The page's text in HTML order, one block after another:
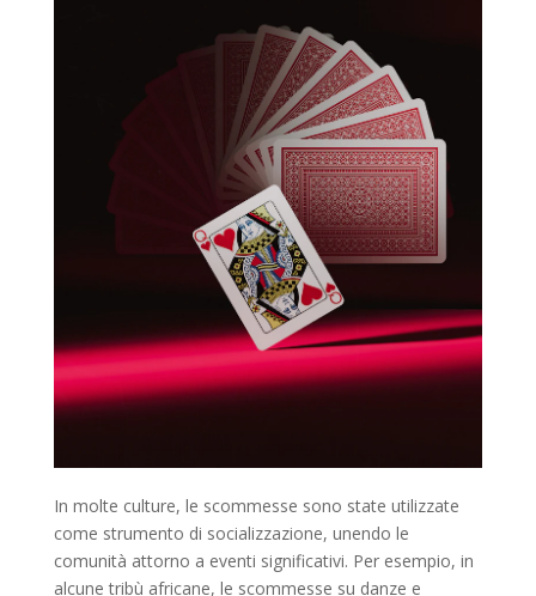
In molte culture, le scommesse sono state utilizzate
come strumento di socializzazione, unendo le
comunità attorno a eventi significativi. Per esempio, in
alcune tribù africane, le scommesse su danze e